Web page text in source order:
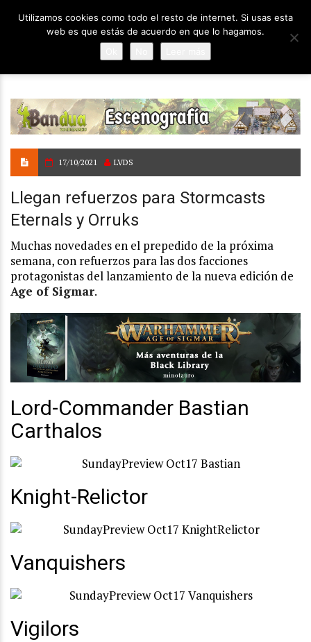
17/10/2021 LVDS
Llegan refuerzos para Stormcasts
Eternals y Orruks
Muchas novedades en el prepedido de la próxima
semana, con refuerzos para las dos facciones
protagonistas del lanzamiento de la nueva edición de
Age of Sigmar.
Lord-Commander Bastian
Carthalos
Knight-Relictor
Vanquishers
Vigilors
Utilizamos cookies como todo el resto de internet. Si usas esta
web es que estás de acuerdo en que lo hagamos.